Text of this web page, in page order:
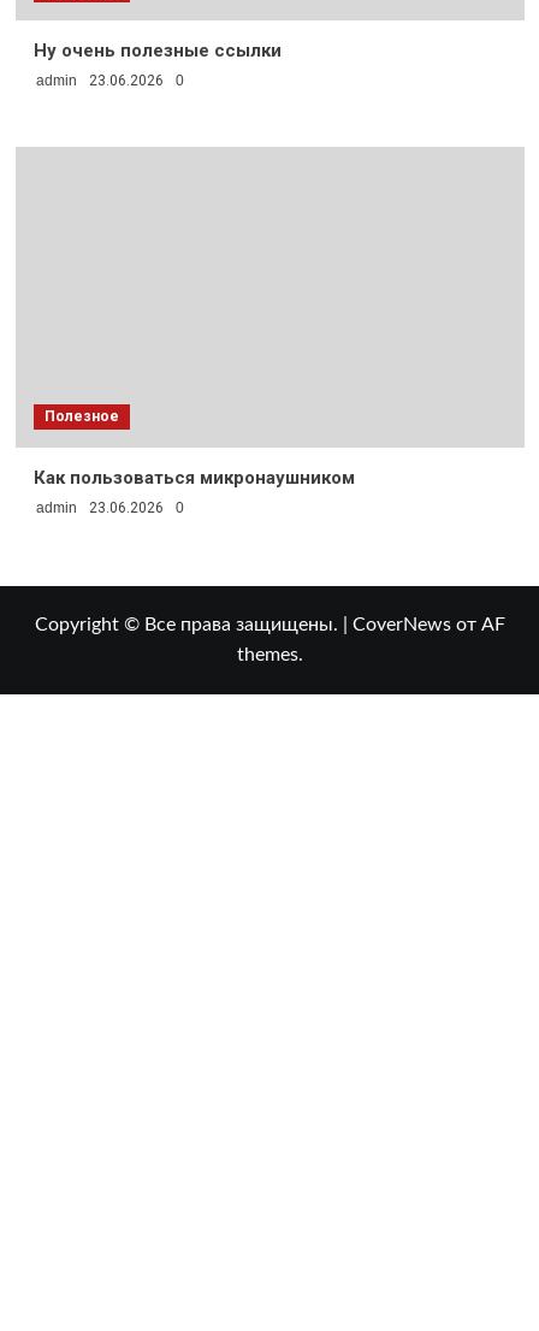
Ну очень полезные ссылки
admin 23.06.2026 0
Полезное
Как пользоваться микронаушником
admin 23.06.2026 0
Copyright © Все права защищены. CoverNewsот AF
themes.